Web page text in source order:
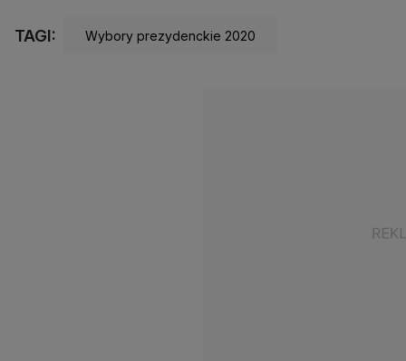
TAGI: Wybory prezydenckie 2020